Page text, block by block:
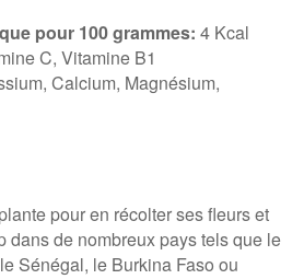
pour 100 grammes: 4 Kcal
C, Vitamine B1
Calcium, Magnésium,
pour en récolter ses fleurs et
dans de nombreux pays tels que le
Sénégal, le Burkina Faso ou